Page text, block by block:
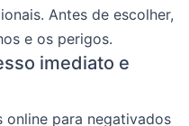
Antes de escolher,
e os perigos.
imediato e
para negativados